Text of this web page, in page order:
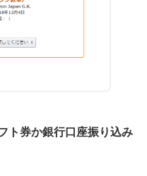
ト券か銀行口座振り込み